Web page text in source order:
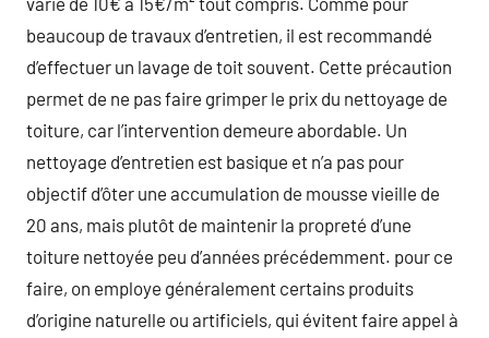
beaucoup de travaux d’entretien, il est recommandé
d’effectuer un lavage de toit souvent. Cette précaution
permet de ne pas faire grimper le prix du nettoyage de
toiture, car l’intervention demeure abordable. Un
nettoyage d’entretien est basique et n’a pas pour
objectif d’ôter une accumulation de mousse vieille de
20 ans, mais plutôt de maintenir la propreté d’une
toiture nettoyée peu d’années précédemment. pour ce
faire, on employe généralement certains produits
d’origine naturelle ou artificiels, qui évitent faire appel à